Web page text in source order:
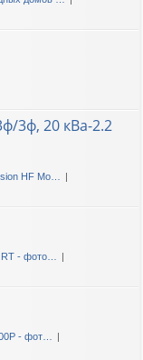
3ф, 20 кВа-2.2
HF Mo…
- фото…
- фот…